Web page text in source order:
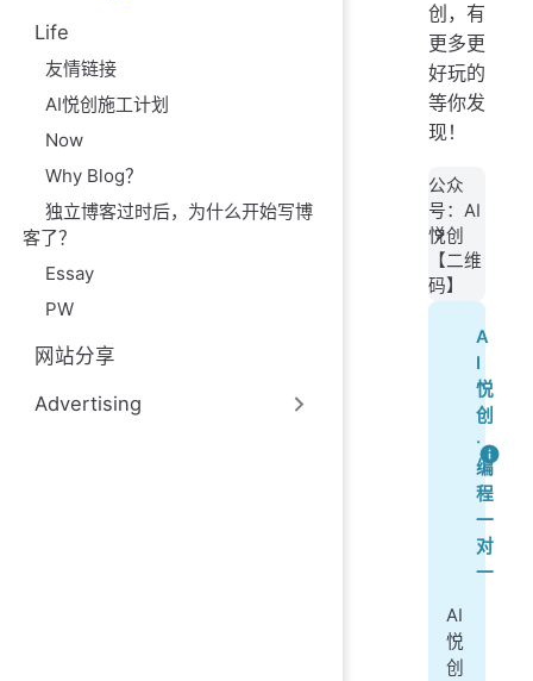
Life
友情链接
AI悦创施工计划
Now
Why Blog？
独立博客过时后，为什么开始写博
客了？
Essay
PW
网站分享
Advertising
创，有
更多更
好玩的
等你发
现！
公众
号：AI
悦创
【二维
码】
A
I
悦
创
·
编
程
一
对
一
AI
悦
创